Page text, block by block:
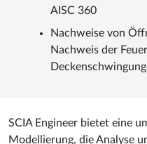
AISC 360
Nachweise von
Nachweis der
SCIA Engineer bietet eine
Modellierung, die Analyse